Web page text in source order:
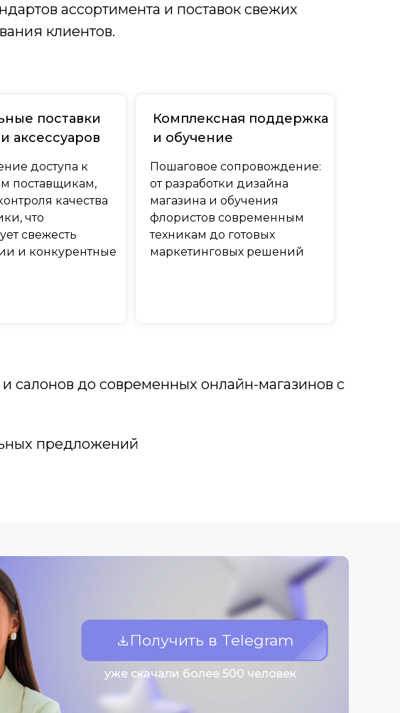
ассортимента и поставок свежих
клиентов.
поставки
аксессуаров
Комплексная поддержка
и обучение
Пошаговое сопровождение:
от разработки дизайна
магазина и обучения
флористов современным
техникам до готовых
маркетинговых решений
доступа к
поставщикам,
качества
что
свежесть
и конкурентные
салонов до современных онлайн-магазинов с
предложений
уже скачали более 500 человек
Получить в Telegram